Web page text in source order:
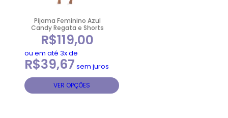
Pijama Feminino Azul
Candy Regata e Shorts
R$119,00
ou em até 3x de
R$39,67 sem juros
VER OPÇÕES
escolhidas
do
produto